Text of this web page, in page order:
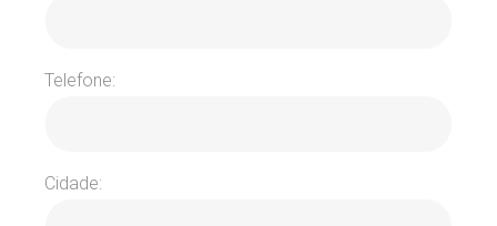
Telefone:
Cidade: